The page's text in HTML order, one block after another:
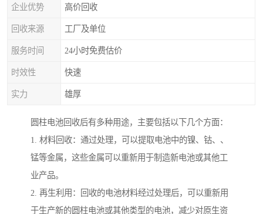
企业优势 高价回收
回收来源 工厂及单位
服务时间 24小时免费估价
时效性 快速
实力 雄厚
圆柱电池回收后有多种用途，主要包括以下几个方面：
1. 材料回收：通过处理，可以提取电池中的镍、钴、、
锰等金属，这些金属可以重新用于制造新电池或其他工
业产品。
2. 再生利用：回收的电池材料经过处理后，可以重新用
于生产新的圆柱电池或其他类型的电池，减少对原生资